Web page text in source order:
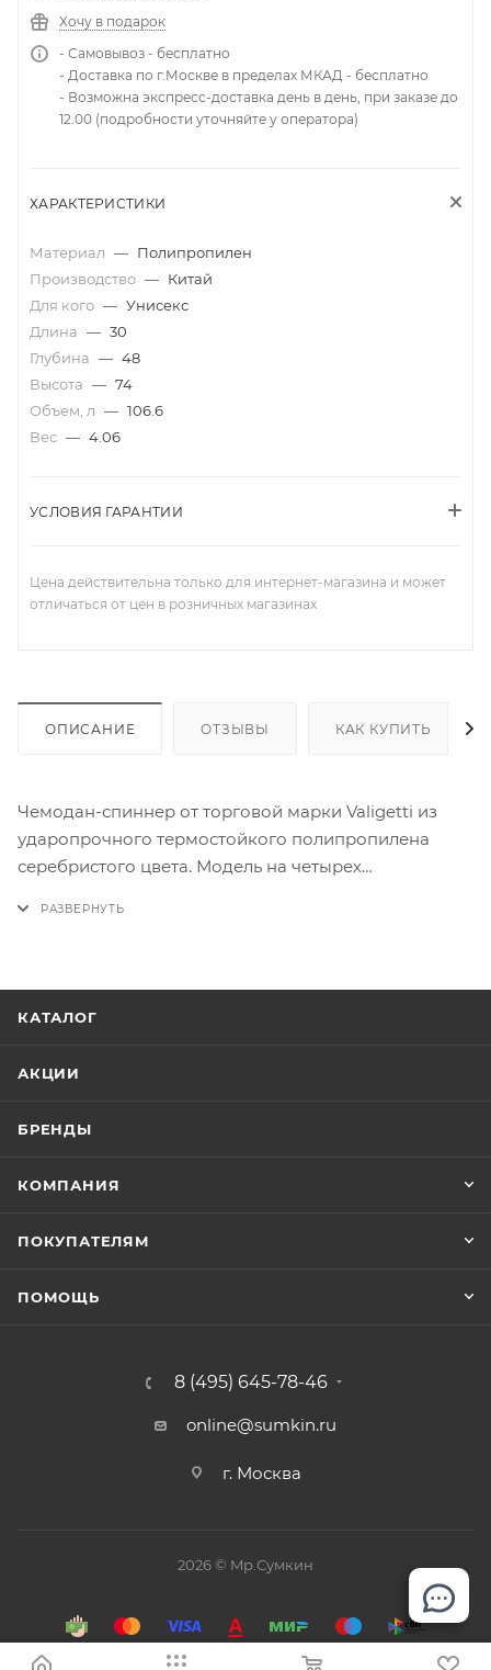
Хочу в подарок
- Самовывоз - бесплатно
- Доставка по г.Москве в пределах МКАД - бесплатно
- Возможна экспресс-доставка день в день, при заказе до
12.00 (подробности уточняйте у оператора)
ХАРАКТЕРИСТИКИ
Материал — Полипропилен
Производство — Китай
Для кого — Унисекс
Длина — 30
Глубина — 48
Высота — 74
Объем, л — 106.6
Вес — 4.06
УСЛОВИЯ ГАРАНТИИ
Цена действительна только для интернет-магазина и может
отличаться от цен в розничных магазинах
ОПИСАНИЕ ОТЗЫВЫ КАК КУПИТЬ
Чемодан-спиннер от торговой марки Valigetti из
ударопрочного термостойкого полипропилена
серебристого цвета. Модель на четырех
перекрестные ремни для фиксации багажа.
КАТАЛОГ
АКЦИИ
БРЕНДЫ
КОМПАНИЯ
ПОКУПАТЕЛЯМ
ПОМОЩЬ
8 (495) 645-78-46
online@sumkin.ru
г. Москва
2026 © Mр.Сумкин